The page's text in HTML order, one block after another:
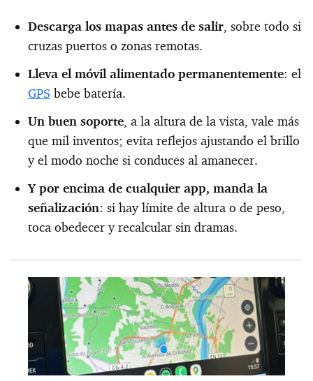
Descarga los mapas antes de salir, sobre todo si
cruzas puertos o zonas remotas.
Lleva el móvil alimentado permanentemente: el
GPS bebe batería.
Un buen soporte, a la altura de la vista, vale más
que mil inventos; evita reflejos ajustando el brillo
y el modo noche si conduces al amanecer.
Y por encima de cualquier app, manda la
señalización: si hay límite de altura o de peso,
toca obedecer y recalcular sin dramas.